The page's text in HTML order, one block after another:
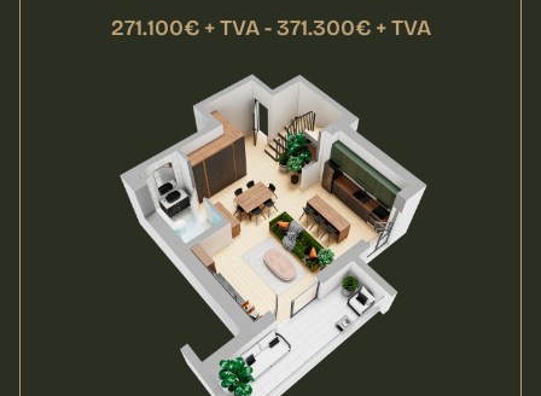
271.100€ + TVA - 371.300€ + TVA